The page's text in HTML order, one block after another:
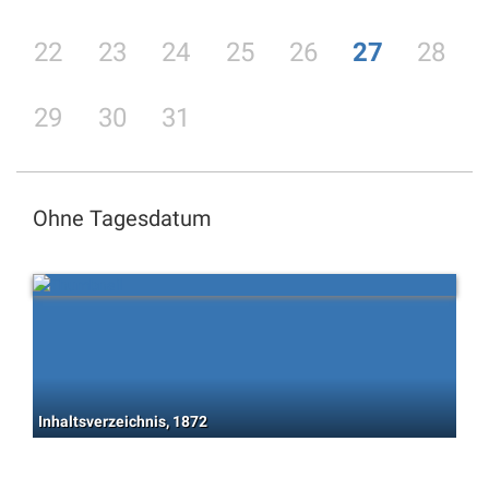
22 23 24 25 26 27 28
29 30 31
Ohne Tagesdatum
Inhaltsverzeichnis, 1872